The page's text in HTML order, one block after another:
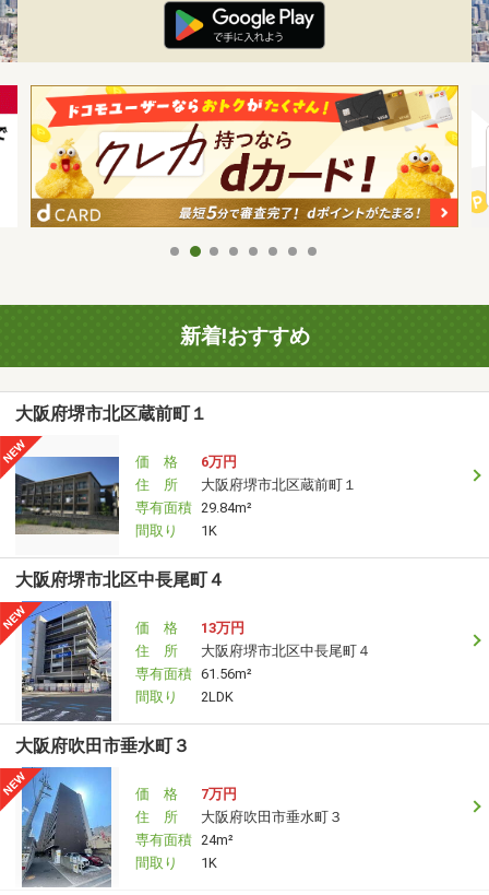
新着!おすすめ
大阪府堺市北区蔵前町１
価 格
6万円
住 所
大阪府堺市北区蔵前町１
専有面積 29.84m²
間取り
1K
大阪府堺市北区中長尾町４
価 格
13万円
住 所
大阪府堺市北区中長尾町４
専有面積 61.56m²
間取り
2LDK
大阪府吹田市垂水町３
価 格
7万円
住 所
大阪府吹田市垂水町３
専有面積 24m²
間取り
1K